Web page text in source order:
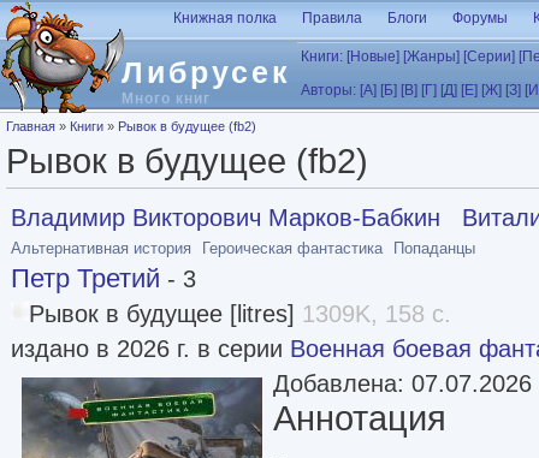
Перейти к основному содержанию
Либрусек
Много книг
Книжная полка Правила Блоги Форумы
Книги: [Новые] [Жанры] [Серии]
Авторы: [А] [Б] [В] [Г] [Д] [Е] [Ж] [З]
Вы здесь
Главная » Книги » Рывок в будущее (fb2)
Рывок в будущее (fb2)
Владимир Викторович Марков-Бабкин
Альтернативная история Героическая фантастика Попаданцы
Петр Третий - 3
Рывок в будущее [litres] 1309K, 158 с.
издано в 2026 г. в серии Военная боевая
Добавлена: 07.07.2026
Аннотация